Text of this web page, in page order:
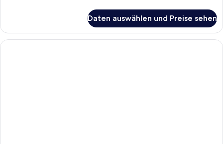
Zimmer
Daten auswählen und Preise sehen